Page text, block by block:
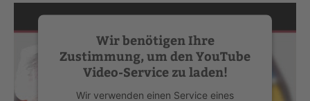
Wir benötigen Ihre
Zustimmung, um den YouTube
Video-Service zu laden!
Wir verwenden einen Service eines